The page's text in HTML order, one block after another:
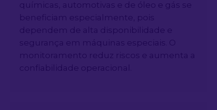
químicas, automotivas e de óleo e gás se
beneficiam especialmente, pois
dependem de alta disponibilidade e
segurança em máquinas especiais. O
monitoramento reduz riscos e aumenta a
confiabilidade operacional.